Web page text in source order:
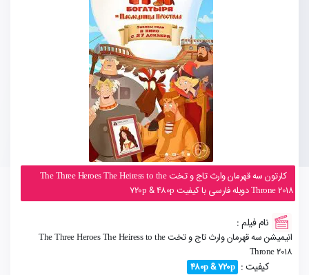
کارتون سه قهرمان وارث تاج و تخت The Three Heroes The Heiress to the
Throne 2018 دوبله فارسی با کیفیت 720p & 480p
نام فیلم :
انیمیشن سه قهرمان وارث تاج و تخت The Three Heroes The Heiress to the
Throne 2018
کیفیت : 480p & 720p